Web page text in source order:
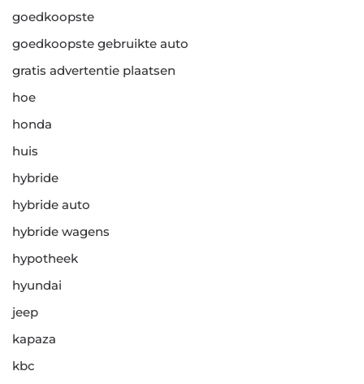
goedkoopste
goedkoopste gebruikte auto
gratis advertentie plaatsen
hoe
honda
huis
hybride
hybride auto
hybride wagens
hypotheek
hyundai
jeep
kapaza
kbc